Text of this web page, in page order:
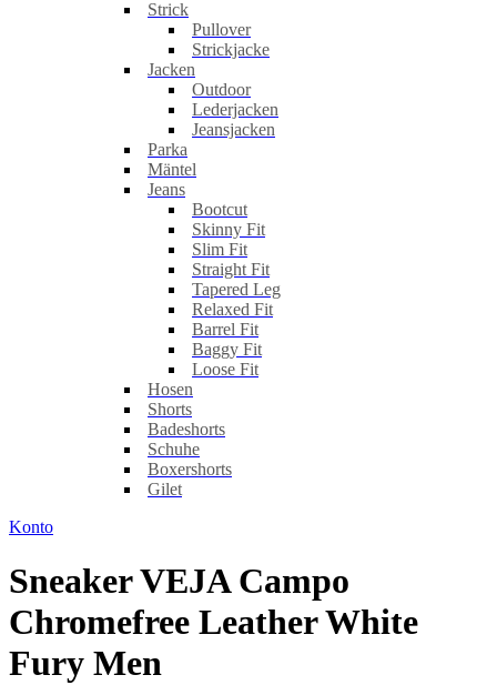
Strick
Pullover
Strickjacke
Jacken
Outdoor
Lederjacken
Jeansjacken
Parka
Mäntel
Jeans
Bootcut
Skinny Fit
Slim Fit
Straight Fit
Tapered Leg
Relaxed Fit
Barrel Fit
Baggy Fit
Loose Fit
Hosen
Shorts
Badeshorts
Schuhe
Boxershorts
Gilet
Konto
Sneaker VEJA Campo
Chromefree Leather White
Fury Men